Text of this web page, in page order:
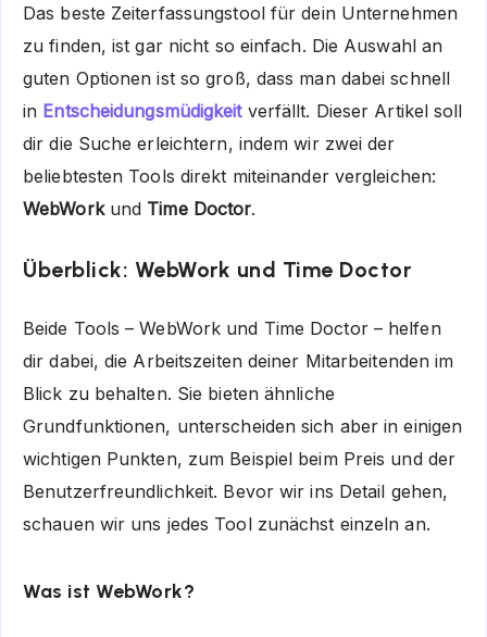
Das beste Zeiterfassungstool für dein Unternehmen
zu finden, ist gar nicht so einfach. Die Auswahl an
guten Optionen ist so groß, dass man dabei schnell
in Entscheidungsmüdigkeitverfällt. Dieser Artikel soll
dir die Suche erleichtern, indem wir zwei der
beliebtesten Tools direkt miteinander vergleichen:
WebWorkund Time Doctor.
Überblick: WebWork und Time Doctor
Beide Tools – WebWork und Time Doctor – helfen
dir dabei, die Arbeitszeiten deiner Mitarbeitenden im
Blick zu behalten. Sie bieten ähnliche
Grundfunktionen, unterscheiden sich aber in einigen
wichtigen Punkten, zum Beispiel beim Preis und der
Benutzerfreundlichkeit. Bevor wir ins Detail gehen,
schauen wir uns jedes Tool zunächst einzeln an.
Was ist WebWork?